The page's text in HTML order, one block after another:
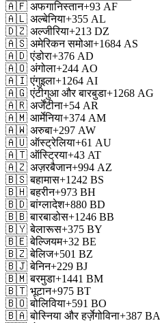
🇦🇫 अफगानिस्तान+93 AF
🇦🇱 अल्बेनिया+355 AL
🇩🇿 अल्जीरिया+213 DZ
🇦🇸 अमेरिकन समोआ+1684 AS
🇦🇩 एंडोरा+376 AD
🇦🇴 अंगोला+244 AO
🇦🇮 एंगुइला+1264 AI
🇦🇬 एंटीगुआ और बारबुडा+1268 AG
🇦🇷 अर्जेंटीना+54 AR
🇦🇲 आर्मेनिया+374 AM
🇦🇼 अरुबा+297 AW
🇦🇺 ऑस्ट्रेलिया+61 AU
🇦🇹 ऑस्ट्रिया+43 AT
🇦🇿 अज़रबैजान+994 AZ
🇧🇸 बहामास+1242 BS
🇧🇭 बहरीन+973 BH
🇧🇩 बांग्लादेश+880 BD
🇧🇧 बारबाडोस+1246 BB
🇧🇾 बेलारूस+375 BY
🇧🇪 बेल्जियम+32 BE
🇧🇿 बेलिज+501 BZ
🇧🇯 बेनिन+229 BJ
🇧🇲 बरमुडा+1441 BM
🇧🇹 भूटान+975 BT
🇧🇴 बोलिविया+591 BO
🇧🇦 बोस्निया और हर्ज़ेगोविना+387 BA